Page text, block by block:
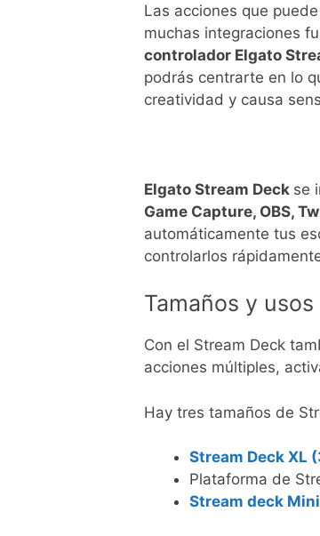
Las acciones que
muchas integraciones
controlador Elgato
podrás centrarte en lo
creatividad y causa
Elgato Stream Deck se
Game Capture, OBS,
automáticamente tus
controlarlos
Tamaños y
Con el Stream Deck
acciones múltiples,
Hay tres tamaños de
Stream Deck XL
Plataforma de
Stream deck